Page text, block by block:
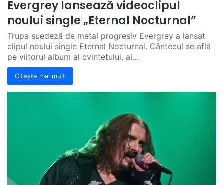
Evergrey lansează videoclipul
noului single „Eternal Nocturnal”
Trupa suedeză de metal progresiv Evergrey a lansat
clipul noului single Eternal Nocturnal. Cântecul se află
pe viitorul album al cvintetului, al…
Citește mai mult